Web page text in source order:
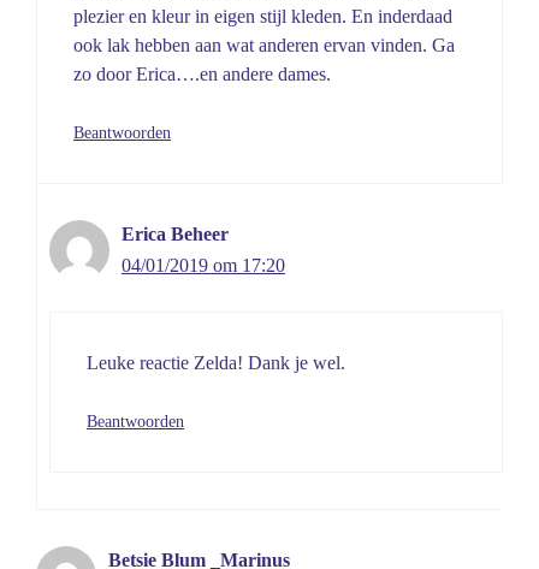
plezier en kleur in eigen stijl kleden. En inderdaad
ook lak hebben aan wat anderen ervan vinden. Ga
zo door Erica….en andere dames.
Beantwoorden
Erica Beheer
04/01/2019 om 17:20
Leuke reactie Zelda! Dank je wel.
Beantwoorden
Betsie Blum _Marinus